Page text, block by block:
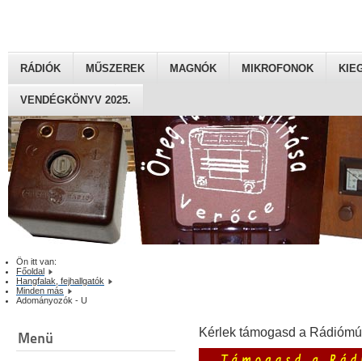
RÁDIÓK MŰSZEREK MAGNÓK MIKROFONOK
VENDÉGKÖNYV 2025.
Ön itt van:
Főoldal
Hangfalak, fejhallgatók
Minden más
Adományozók - U
Menü Kérlek támogasd a